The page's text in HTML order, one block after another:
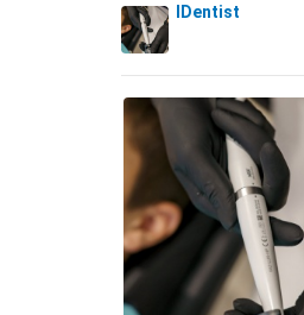
IDentist